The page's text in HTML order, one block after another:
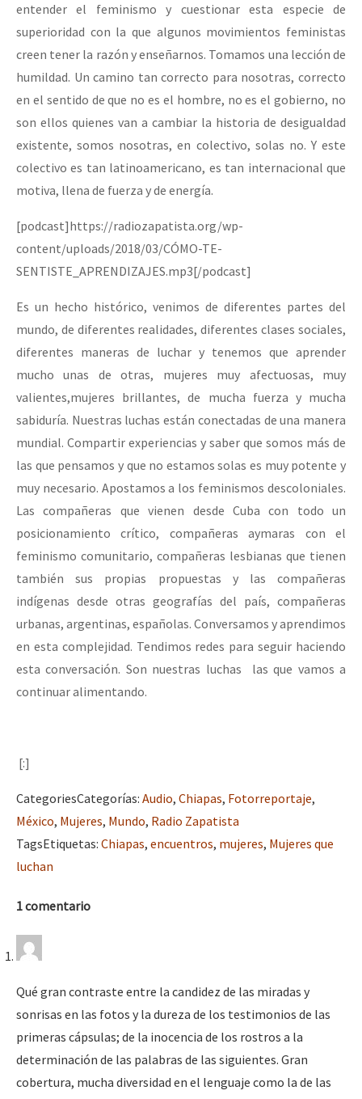
entender el feminismo y cuestionar esta especie de
superioridad con la que algunos movimientos feministas
creen tener la razón y enseñarnos. Tomamos una lección de
humildad. Un camino tan correcto para nosotras, correcto
en el sentido de que no es el hombre, no es el gobierno, no
son ellos quienes van a cambiar la historia de desigualdad
existente, somos nosotras, en colectivo, solas no. Y este
colectivo es tan latinoamericano, es tan internacional que
motiva, llena de fuerza y de energía.
[podcast]https://radiozapatista.org/wp-
content/uploads/2018/03/CÓMO-TE-
SENTISTE_APRENDIZAJES.mp3[/podcast]
Es un hecho histórico, venimos de diferentes partes del
mundo, de diferentes realidades, diferentes clases sociales,
diferentes maneras de luchar y tenemos que aprender
mucho unas de otras, mujeres muy afectuosas, muy
valientes,mujeres brillantes, de mucha fuerza y mucha
sabiduría. Nuestras luchas están conectadas de una manera
mundial. Compartir experiencias y saber que somos más de
las que pensamos y que no estamos solas es muy potente y
muy necesario. Apostamos a los feminismos descoloniales.
Las compañeras que vienen desde Cuba con todo un
posicionamiento crítico, compañeras aymaras con el
feminismo comunitario, compañeras lesbianas que tienen
también sus propias propuestas y las compañeras
indígenas desde otras geografías del país, compañeras
urbanas, argentinas, españolas. Conversamos y aprendimos
en esta complejidad. Tendimos redes para seguir haciendo
esta conversación. Son nuestras luchas las que vamos a
continuar alimentando.
[:]
CategoriesCategorías: Audio, Chiapas, Fotorreportaje,
México, Mujeres, Mundo, Radio Zapatista
TagsEtiquetas: Chiapas, encuentros, mujeres, Mujeres que
luchan
1 comentario
Qué gran contraste entre la candidez de las miradas y
sonrisas en las fotos y la dureza de los testimonios de las
primeras cápsulas; de la inocencia de los rostros a la
determinación de las palabras de las siguientes. Gran
cobertura, mucha diversidad en el lenguaje como la de las